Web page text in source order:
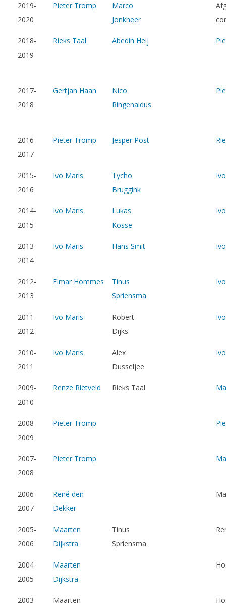
2019-
2020
Pieter Tromp
Marco
Jonkheer
2018-
2019
Rieks Taal Abedin Heij
2017-
2018
Gertjan Haan
Nico
Ringenaldus
2016-
2017
Pieter Tromp Jesper Post
2015-
2016
Ivo Maris
Tycho
Bruggink
2014-
2015
Ivo Maris
Lukas
Kosse
2013-
2014
Ivo Maris Hans Smit
2012-
2013
Elmar Hommes
Tinus
Spriensma
2011-
2012
Ivo Maris
Robert
Dijks
2010-
2011
Ivo Maris
Alex
Dusseljee
2009-
2010
Renze Rietveld Rieks Taal
2008-
2009
Pieter Tromp
2007-
2008
Pieter Tromp
2006-
2007
René den
Dekker
2005-
2006
Maarten
Dijkstra
Tinus
Spriensma
2004-
2005
Maarten
Dijkstra
2003-
Maarten